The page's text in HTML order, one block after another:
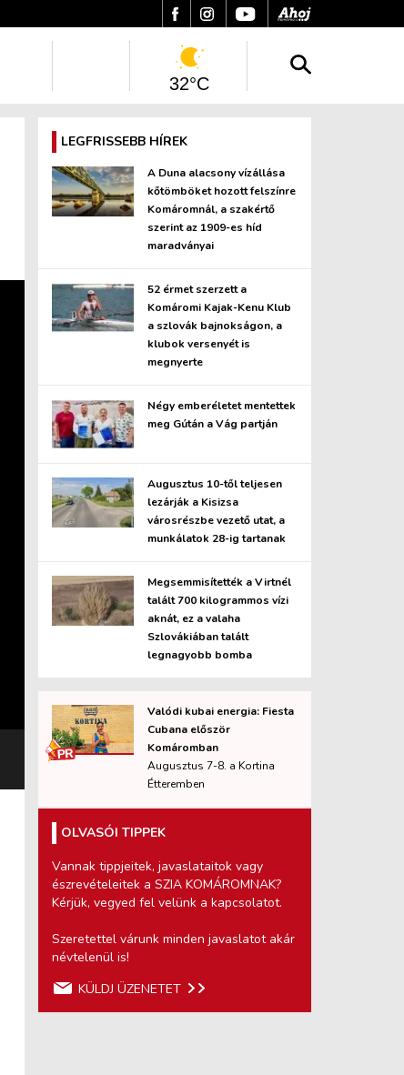
32°C
LEGFRISSEBB HÍREK
A Duna alacsony vízállása
kőtömböket hozott felszínre
Komáromnál, a szakértő
szerint az 1909-es híd
maradványai
52 érmet szerzett a
Komáromi Kajak-Kenu Klub
a szlovák bajnokságon, a
klubok versenyét is
megnyerte
Négy emberéletet mentettek
meg Gútán a Vág partján
Augusztus 10-től teljesen
lezárják a Kisizsa
városrészbe vezető utat, a
munkálatok 28-ig tartanak
Megsemmisítették a Virtnél
talált 700 kilogrammos vízi
aknát, ez a valaha
Szlovákiában talált
legnagyobb bomba
Valódi kubai energia: Fiesta
Cubana először
Komáromban
Augusztus 7-8. a Kortina
Étteremben
OLVASÓI TIPPEK
Vannak tippjeitek, javaslataitok vagy
észrevételeitek a SZIA KOMÁROMNAK?
Kérjük, vegyed fel velünk a kapcsolatot.
Szeretettel várunk minden javaslatot akár
névtelenül is!
KÜLDJ ÜZENETET